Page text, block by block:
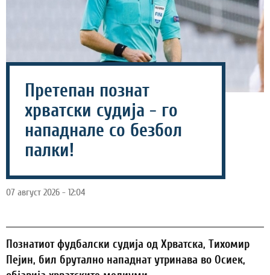
Претепан познат
хрватски судија - го
нападнале со безбол
палки!
07 август 2026 - 12:04
Познатиот фудбалски судија од Хрватска, Тихомир
Пејин, бил брутално нападнат утринава во Осиек,